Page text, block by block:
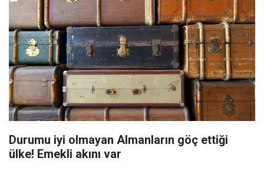
Durumu iyi olmayan Almanların göç ettiği
ülke! Emekli akını var